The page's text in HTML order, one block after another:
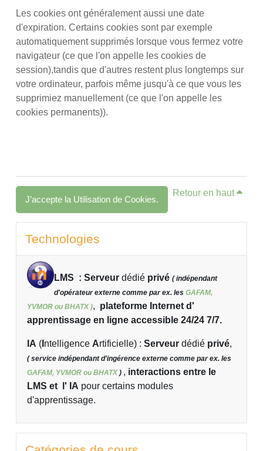
Les cookies ont généralement aussi une date
d'expiration. Certains cookies sont par exemple
automatiquement supprimés lorsque vous fermez votre
navigateur (ce que l'on appelle les cookies de
session),tandis que d'autres restent plus longtemps sur
votre ordinateur, parfois même jusqu'à ce que vous les
supprimiez manuellement (ce que l'on appelle les
cookies permanents)).
J’accepte la Utilisation de Cookies.
Retour en haut
Blocs
Technologies
LMS : Serveur dédié privé ( indépendant
d'opérateur externe comme par ex. les GAFAM,
YVMOR ou BHATX ), plateforme Internet d'
apprentissage en ligne accessible 24/24 7/7.
IA ( ntelligence Artificielle) : Serveur dédié privé,
( service indépendant d'ingérence externe comme par ex. les
GAFAM, YVMOR ou BHATX) , interactions entre le
LMS et l' IA pour certains modules
d'apprentissage.